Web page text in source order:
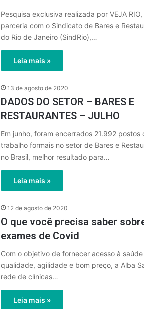
Pesquisa exclusiva realizada por VEJA RIO,
parceria com o Sindicato de Bares e
do Rio de Janeiro (SindRio),…
Leia mais »
13 de agosto de 2020
DADOS DO SETOR – BARES E
RESTAURANTES – JULHO
Em junho, foram encerrados 21.992 postos
trabalho formais no setor de Bares e
no Brasil, melhor resultado para…
Leia mais »
12 de agosto de 2020
O que você precisa saber
exames de Covid
Com o objetivo de fornecer acesso à
qualidade, agilidade e bom preço, a Alba
rede de clínicas…
Leia mais »